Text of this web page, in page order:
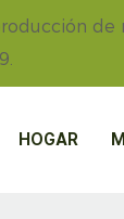
HOGAR